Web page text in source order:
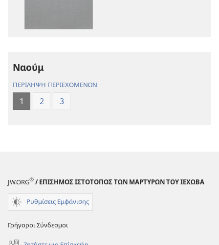
Ναούμ
ΠΕΡΙΛΗΨΗ ΠΕΡΙΕΧΟΜΕΝΩΝ
1 2 3
JW.ORG® / ΕΠΙΣΗΜΟΣ ΙΣΤΟΤΟΠΟΣ ΤΩΝ ΜΑΡΤΥΡΩΝ ΤΟΥ ΙΕΧΩΒΑ
Ρυθμίσεις Εμφάνισης
Γρήγοροι Σύνδεσμοι